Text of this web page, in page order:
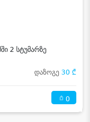
2 სტუმარზე
დაზოგე 30 ₾
0